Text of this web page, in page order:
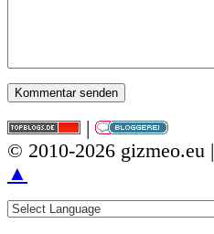
|
© 2010-2026 gizmeo.eu |
▲